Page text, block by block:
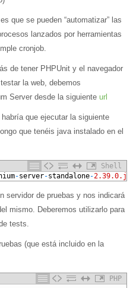
que se pueden “automatizar” las
lanzados por herramientas
cronjob.
de tener PHPUnit y el navegador
la web, debemos
Server desde la siguiente url
que ejecutar la siguiente
que tenéis java instalado en el
Shell
-server-standalone-
servidor de pruebas y nos indicará
mismo. Deberemos utilizarlo para
tests.
(que está incluido en la
PHP